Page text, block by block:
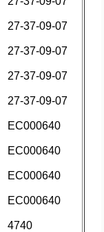
27-37-09-07
27-37-09-07
27-37-09-07
27-37-09-07
EC000640
EC000640
EC000640
EC000640
4740